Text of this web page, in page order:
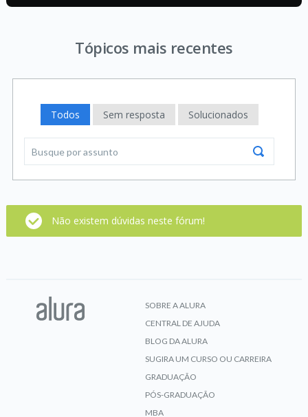
Tópicos mais recentes
Todos Sem resposta Solucionados
Não existem dúvidas neste fórum!
SOBRE A ALURA
CENTRAL DE AJUDA
BLOG DA ALURA
SUGIRA UM CURSO OU CARREIRA
GRADUAÇÃO
PÓS-GRADUAÇÃO
MBA